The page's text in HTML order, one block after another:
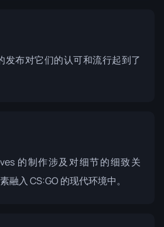
发布对它们的认可和流行起到了
的制作涉及对细节的细致关
融入 CS:GO 的现代环境中。